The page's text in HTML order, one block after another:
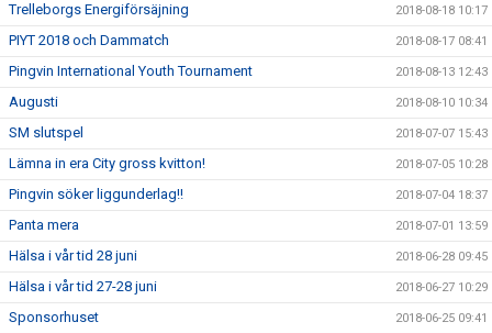
Trelleborgs Energiförsäjning 2018-08-18 10:17
PIYT 2018 och Dammatch 2018-08-17 08:41
Pingvin International Youth Tournament 2018-08-13 12:43
Augusti 2018-08-10 10:34
SM slutspel 2018-07-07 15:43
Lämna in era City gross kvitton! 2018-07-05 10:28
Pingvin söker liggunderlag!! 2018-07-04 18:37
Panta mera 2018-07-01 13:59
Hälsa i vår tid 28 juni 2018-06-28 09:45
Hälsa i vår tid 27-28 juni 2018-06-27 10:29
Sponsorhuset 2018-06-25 09:41